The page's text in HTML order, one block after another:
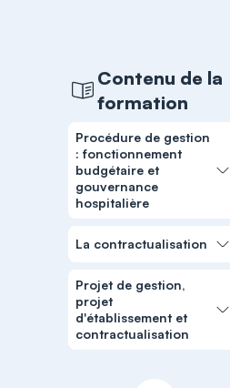
Contenu de la
formation
Procédure de gestion
: fonctionnement
budgétaire et
gouvernance
hospitalière
La contractualisation
Projet de gestion,
projet
d'établissement et
contractualisation